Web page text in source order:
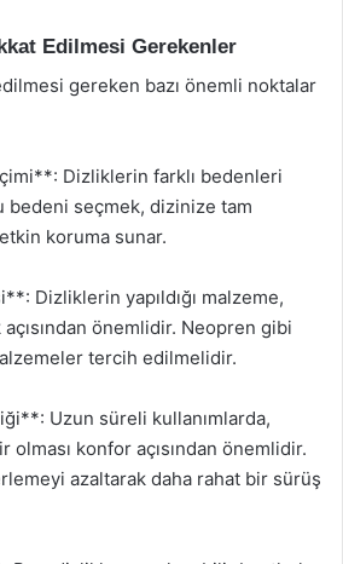
Edilmesi Gerekenler
gereken bazı önemli noktalar
Dizliklerin farklı bedenleri
bedeni seçmek, dizinize tam
koruma sunar.
Dizliklerin yapıldığı malzeme,
açısından önemlidir. Neopren gibi
tercih edilmelidir.
Uzun süreli kullanımlarda,
konfor açısından önemlidir.
azaltarak daha rahat bir sürüş